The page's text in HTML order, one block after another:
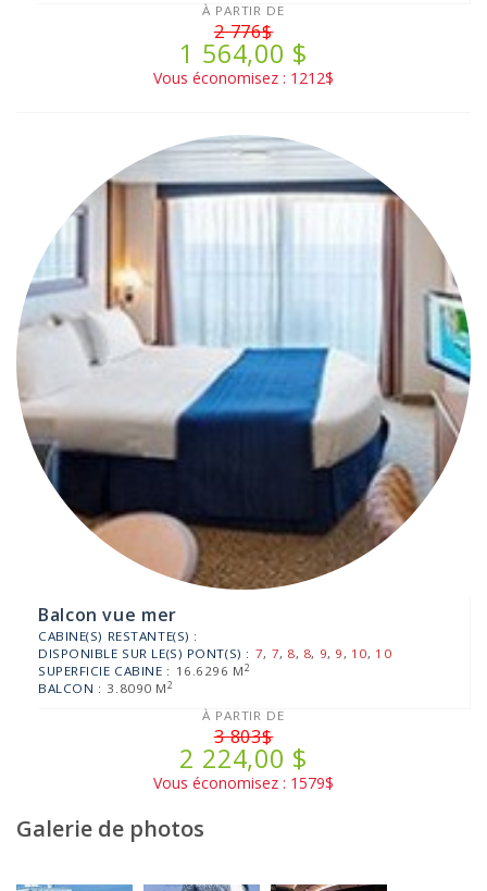
À PARTIR DE
2 776$
1 564,00 $
Vous économisez : 1212$
Balcon vue mer
CABINE(S) RESTANTE(S) :
DISPONIBLE SUR LE(S) PONT(S) : 7, 7, 8, 8, 9, 9, 10, 10
SUPERFICIE CABINE : 16.6296 M2
BALCON : 3.8090 M2
À PARTIR DE
3 803$
2 224,00 $
Vous économisez : 1579$
Galerie de photos